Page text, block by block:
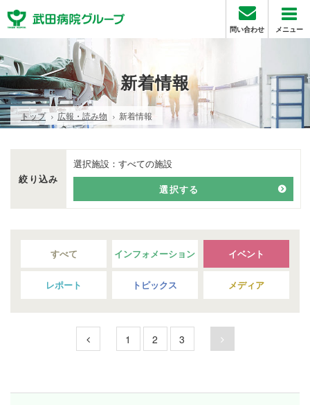
問い合わせ メニュー
新着情報
トップ 広報・読み物 新着情報
絞り込み
選択施設： すべての施設
選択する
すべて インフォメーション イベント
レポート トピックス メディア
1 2 3